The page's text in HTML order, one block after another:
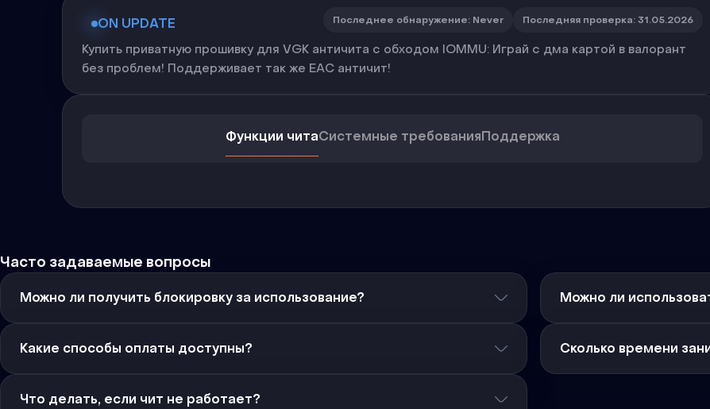
ON UPDATE Последнее обнаружение: Never Последняя проверка:31.05.2026
Купить приватную прошивку для VGK античита с обходом IOMMU: Играй с дма картой в валорант
без проблем! Поддерживает так же EAC античит!
Функции читаСистемные требованияПоддержка
Часто задаваемые вопросы
Можно ли получить блокировку за использование? Можно ли
Какие способы оплаты доступны? Сколько времени
Что делать, если чит не работает?